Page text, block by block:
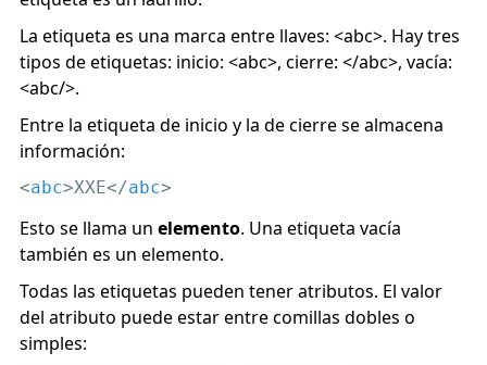
La etiqueta es una marca entre llaves: <abc>. Hay tres
tipos de etiquetas: inicio: <abc>, cierre: </abc>, vacía:
<abc/>.
Entre la etiqueta de inicio y la de cierre se almacena
información:
<abc>XXE</abc>
Esto se llama un elemento. Una etiqueta vacía
también es un elemento.
Todas las etiquetas pueden tener atributos. El valor
del atributo puede estar entre comillas dobles o
simples: